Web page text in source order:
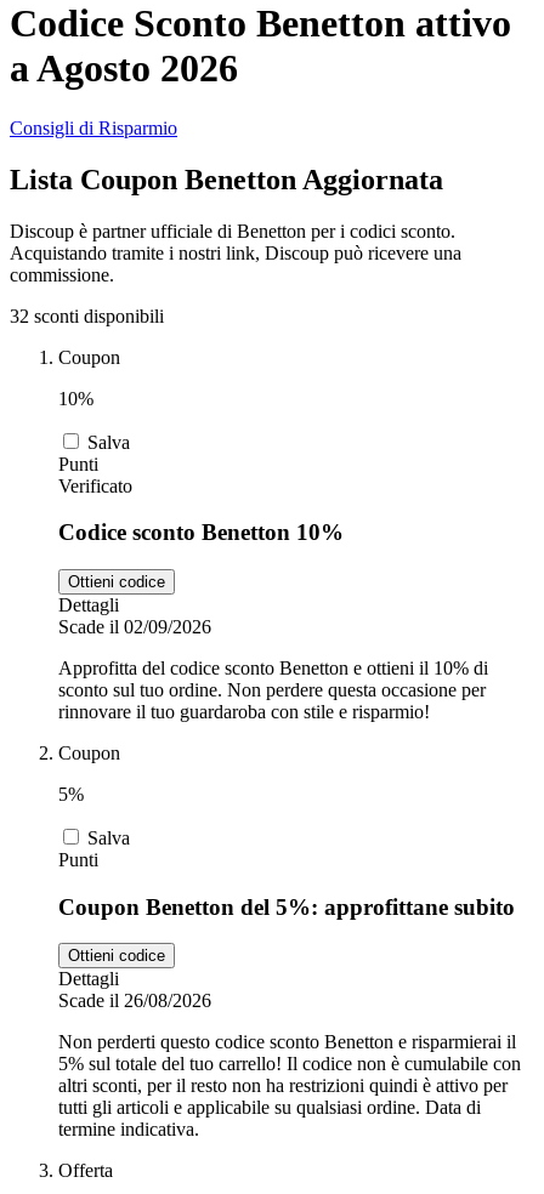
Samsung
Fineco
Zooplus
Alpitour
Privé by
Zalando
Vacanze e
Hotel
Profumi
Trasporti
Auto e Moto
Farmacia
Scarpe
Codice Sconto Benetton attivo
a Agosto 2026
Consigli di Risparmio
Lista Coupon Benetton Aggiornata
Discoup è partner ufficiale di Benetton per i codici sconto.
Acquistando tramite i nostri link, Discoup può ricevere una
commissione.
32 sconti disponibili
Coupon
10%
Salva
Punti
Verificato
Codice sconto Benetton 10%
Ottieni codice
Dettagli
Scade il 02/09/2026
Approfitta del codice sconto Benetton e ottieni il 10% di
sconto sul tuo ordine. Non perdere questa occasione per
rinnovare il tuo guardaroba con stile e risparmio!
Coupon
5%
Salva
Punti
Coupon Benetton del 5%: approfittane subito
Ottieni codice
Dettagli
Scade il 26/08/2026
Non perderti questo codice sconto Benetton e risparmierai il
5% sul totale del tuo carrello! Il codice non è cumulabile con
altri sconti, per il resto non ha restrizioni quindi è attivo per
tutti gli articoli e applicabile su qualsiasi ordine. Data di
termine indicativa.
Offerta